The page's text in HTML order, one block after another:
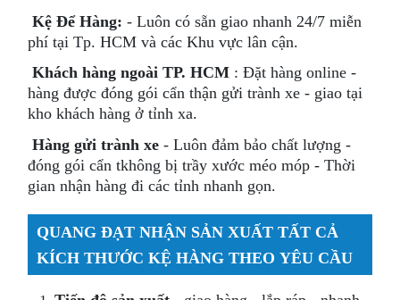
Kệ Để Hàng: - Luôn có sẵn giao nhanh 24/7 miễn
phí tại Tp. HCM và các Khu vực lân cận.
Khách hàng ngoài TP. HCM : Đặt hàng online -
hàng được đóng gói cẩn thận gửi trành xe - giao tại
kho khách hàng ở tỉnh xa.
Hàng gửi trành xe- Luôn đảm bảo chất lượng -
đóng gói cẩn tkhông bị trầy xước méo móp - Thời
gian nhận hàng đi các tỉnh nhanh gọn.
QUANG ĐẠTNHẬN SẢN XUẤT TẤT CẢ
KÍCH THƯỚC KỆ HÀNG THEO YÊU CẦU